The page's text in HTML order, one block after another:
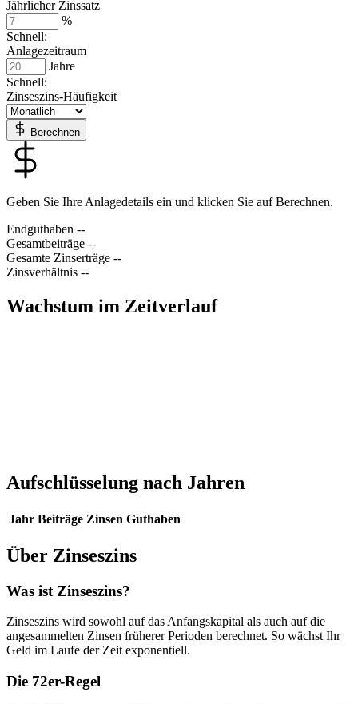
Jährlicher Zinssatz
%
Schnell:
Anlagezeitraum
Jahre
Schnell:
Zinseszins-Häufigkeit
Berechnen
Geben Sie Ihre Anlagedetails ein und klicken Sie auf Berechnen.
Endguthaben --
Gesamtbeiträge --
Gesamte Zinserträge --
Zinsverhältnis --
Wachstum im Zeitverlauf
Aufschlüsselung nach Jahren
Jahr Beiträge Zinsen Guthaben
Über Zinseszins
Was ist Zinseszins?
Zinseszins wird sowohl auf das Anfangskapital als auch auf die
angesammelten Zinsen früherer Perioden berechnet. So wächst Ihr
Geld im Laufe der Zeit exponentiell.
Die 72er-Regel